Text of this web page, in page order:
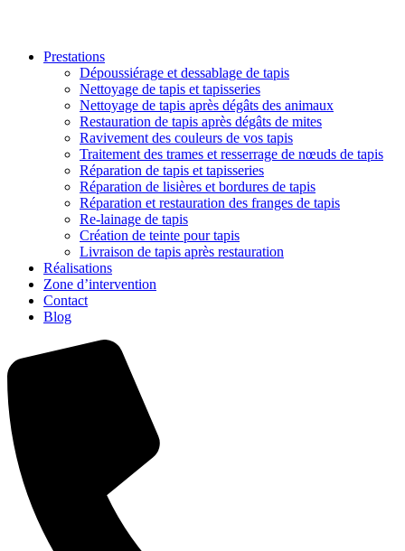
Prestations
Dépoussiérage et dessablage de tapis
Nettoyage de tapis et tapisseries
Nettoyage de tapis après dégâts des animaux
Restauration de tapis après dégâts de mites
Ravivement des couleurs de vos tapis
Traitement des trames et resserrage de nœuds de tapis
Réparation de tapis et tapisseries
Réparation de lisières et bordures de tapis
Réparation et restauration des franges de tapis
Re-lainage de tapis
Création de teinte pour tapis
Livraison de tapis après restauration
Réalisations
Zone d’intervention
Contact
Blog